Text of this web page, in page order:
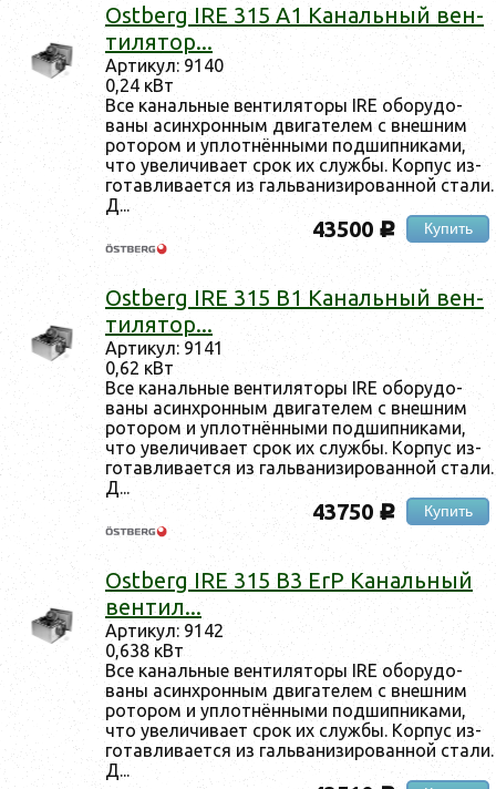
Ostberg IRE 315 A1 Ка­наль­ный вен­
ти­лятор...
Ар­ти­кул: 9140
0,24 кВт
Все ка­наль­ные вен­ти­лято­ры IRE обо­рудо­
ваны асин­хрон­ным дви­гате­лем с внеш­ним
ро­тором и уп­лотнён­ны­ми под­шипни­ками,
что уве­личи­ва­ет срок их служ­бы. Кор­пус из­
го­тав­ли­ва­ет­ся из галь­ва­низи­рован­ной ста­ли.
Д...
43500 c Купить
Ostberg IRE 315 B1 Ка­наль­ный вен­
ти­лятор...
Ар­ти­кул: 9141
0,62 кВт
Все ка­наль­ные вен­ти­лято­ры IRE обо­рудо­
ваны асин­хрон­ным дви­гате­лем с внеш­ним
ро­тором и уп­лотнён­ны­ми под­шипни­ками,
что уве­личи­ва­ет срок их служ­бы. Кор­пус из­
го­тав­ли­ва­ет­ся из галь­ва­низи­рован­ной ста­ли.
Д...
43750 c Купить
Ostberg IRE 315 B3 ErP Ка­наль­ный
вен­тил...
Ар­ти­кул: 9142
0,638 кВт
Все ка­наль­ные вен­ти­лято­ры IRE обо­рудо­
ваны асин­хрон­ным дви­гате­лем с внеш­ним
ро­тором и уп­лотнён­ны­ми под­шипни­ками,
что уве­личи­ва­ет срок их служ­бы. Кор­пус из­
го­тав­ли­ва­ет­ся из галь­ва­низи­рован­ной ста­ли.
Д...